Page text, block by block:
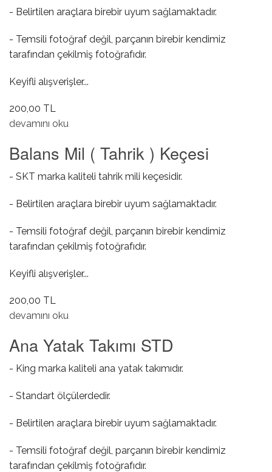
- Belirtilen araçlara birebir uyum sağlamaktadır.
- Temsili fotoğraf değil, parçanın birebir kendimiz
tarafından çekilmiş fotoğrafıdır.
Keyifli alışverişler...
200,00 TL
Eksantrik Mil Keçesi hakkında
devamını oku
Balans Mil ( Tahrik ) Keçesi
- SKT marka kaliteli tahrik mili keçesidir.
- Belirtilen araçlara birebir uyum sağlamaktadır.
- Temsili fotoğraf değil, parçanın birebir kendimiz
tarafından çekilmiş fotoğrafıdır.
Keyifli alışverişler...
200,00 TL
Balans Mil ( Tahrik ) Keçesi hakkında
devamını oku
Ana Yatak Takımı STD
- King marka kaliteli ana yatak takımıdır.
- Standart ölçülerdedir.
- Belirtilen araçlara birebir uyum sağlamaktadır.
- Temsili fotoğraf değil, parçanın birebir kendimiz
tarafından çekilmiş fotoğrafıdır.